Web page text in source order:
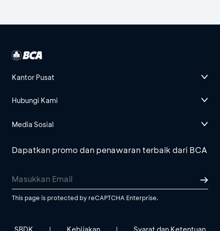
Kantor Pusat
Hubungi Kami
Media Sosial
Dapatkan promo dan penawaran terbaik dari BCA
This page is protected by reCAPTCHA Enterprise.